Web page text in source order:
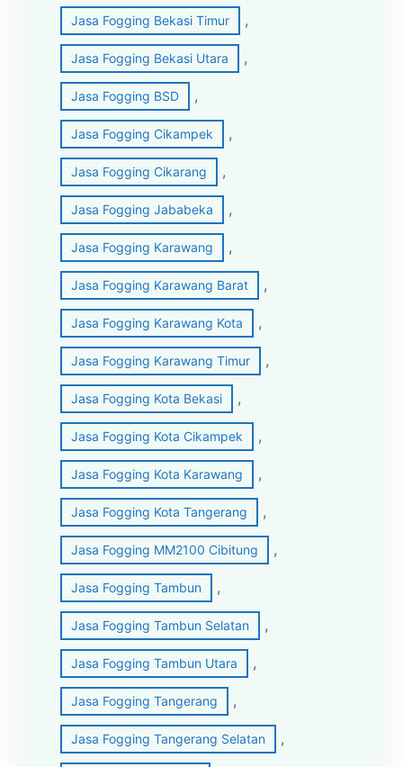
Jasa Fogging Bekasi Timur ,
Jasa Fogging Bekasi Utara ,
Jasa Fogging BSD ,
Jasa Fogging Cikampek ,
Jasa Fogging Cikarang ,
Jasa Fogging Jababeka ,
Jasa Fogging Karawang ,
Jasa Fogging Karawang Barat ,
Jasa Fogging Karawang Kota ,
Jasa Fogging Karawang Timur ,
Jasa Fogging Kota Bekasi ,
Jasa Fogging Kota Cikampek ,
Jasa Fogging Kota Karawang ,
Jasa Fogging Kota Tangerang ,
Jasa Fogging MM2100 Cibitung ,
Jasa Fogging Tambun ,
Jasa Fogging Tambun Selatan ,
Jasa Fogging Tambun Utara ,
Jasa Fogging Tangerang ,
Jasa Fogging Tangerang Selatan ,